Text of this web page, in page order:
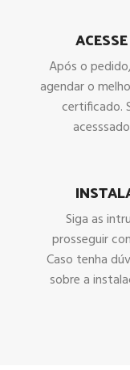
Após o
agendar o
certificado.
Siga as
prosseguir
Caso tenha
sobre a